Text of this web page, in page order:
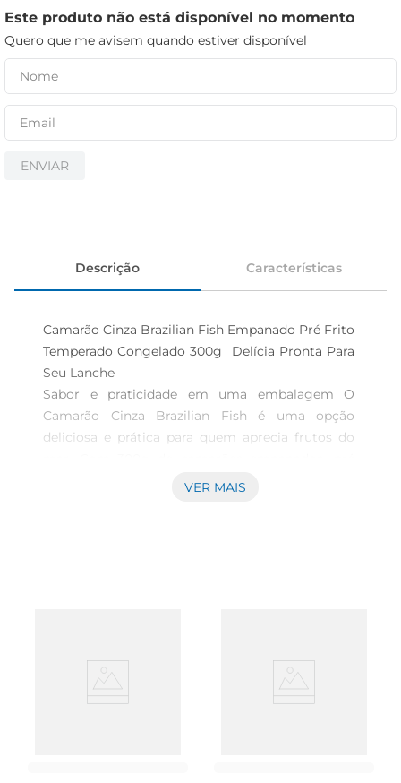
Este produto não está disponível no momento
Quero que me avisem quando estiver disponível
ENVIAR
Descrição Características
Camarão Cinza Brazilian Fish Empanado Pré Frito
Temperado Congelado 300g  Delícia Pronta Para
Seu Lanche
Sabor e praticidade em uma embalagem O
Camarão Cinza Brazilian Fish é uma opção
deliciosa e prática para quem aprecia frutos do
fritos e temperados, esse produto é ideal para
processode empanamento e a temperação são
VER MAIS
iogurte
papel higiênico